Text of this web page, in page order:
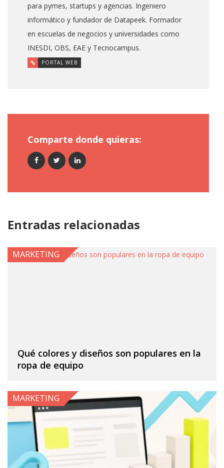
para pymes, startups y agencias. Ingeniero
informático y fundador de Datapeek. Formador
en escuelas de negocios y universidades como
INESDI, OBS, EAE y Tecnocampus.
PORTAL WEB
Comparte donde quieras:
Entradas relacionadas
Qué colores y diseños son populares en la
ropa de equipo
MARKETING
MARKETING